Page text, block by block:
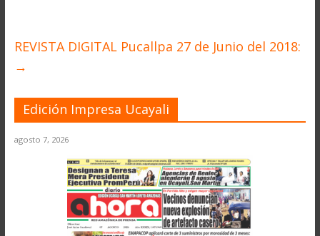
REVISTA DIGITAL Pucallpa 27 de Junio del 2018:
→
Edición Impresa Ucayali
agosto 7, 2026